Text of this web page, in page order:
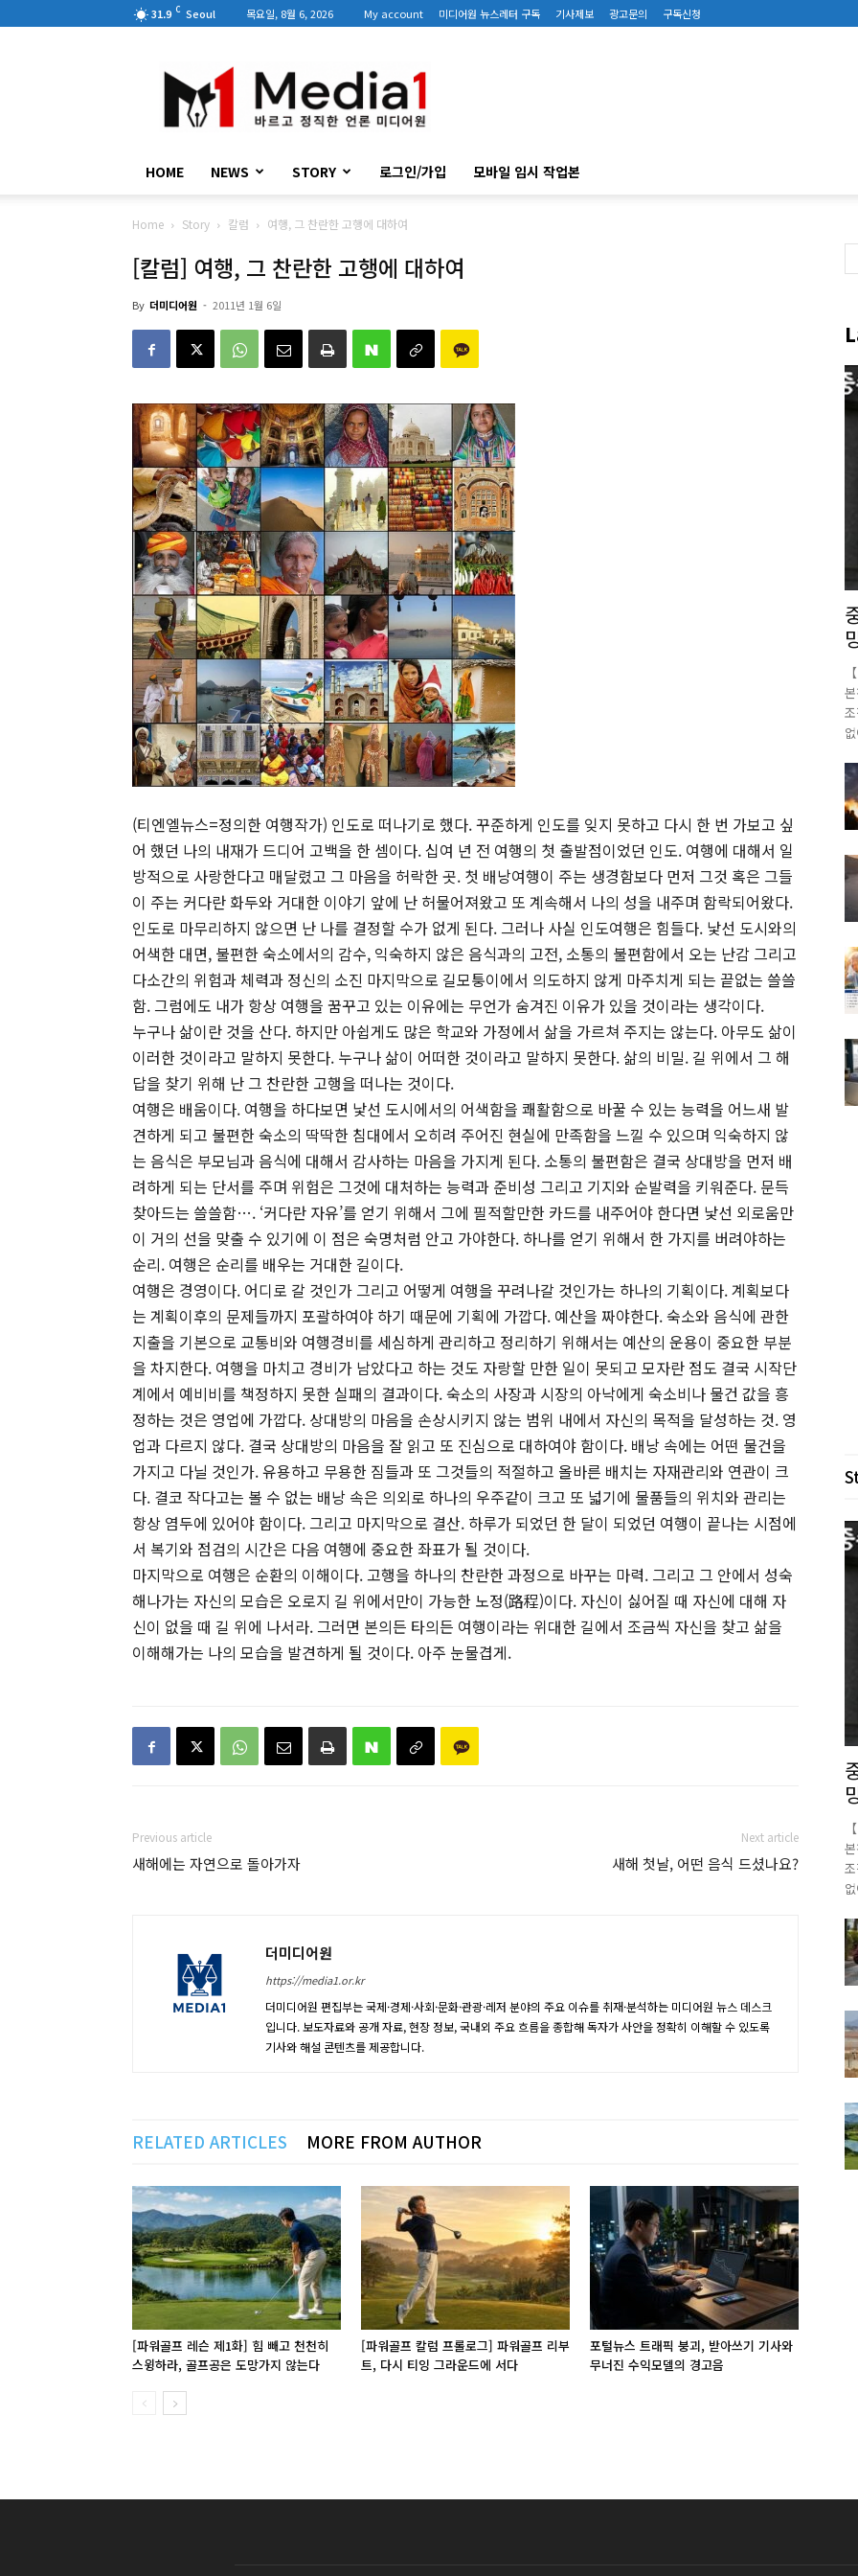
31.9 C Seoul 목요일, 8월 6, 2026 My account 미디어원 뉴스레터 구독 기사제보 광고문의 구독신청
디
어
원
HOME NEWS STORY 로그인/가입 모바일 임시 작업본
Home Story 칼럼 여행, 그 찬란한 고행에 대하여
[칼럼] 여행, 그 찬란한 고행에 대하여
By 더미디어원 - 2011년 1월 6일
(티엔엘뉴스=정의한 여행작가) 인도로 떠나기로 했다. 꾸준하게 인도를 잊지 못하고 다시 한 번 가보고 싶
어 했던 나의 내재가 드디어 고백을 한 셈이다. 십여 년 전 여행의 첫 출발점이었던 인도. 여행에 대해서 일
방적으로 사랑한다고 매달렸고 그 마음을 허락한 곳. 첫 배낭여행이 주는 생경함보다 먼저 그것 혹은 그들
이 주는 커다란 화두와 거대한 이야기 앞에 난 허물어져왔고 또 계속해서 나의 성을 내주며 함락되어왔다.
인도로 마무리하지 않으면 난 나를 결정할 수가 없게 된다. 그러나 사실 인도여행은 힘들다. 낯선 도시와의
어색한 대면, 불편한 숙소에서의 감수, 익숙하지 않은 음식과의 고전, 소통의 불편함에서 오는 난감 그리고
다소간의 위험과 체력과 정신의 소진 마지막으로 길모퉁이에서 의도하지 않게 마주치게 되는 끝없는 쓸쓸
함. 그럼에도 내가 항상 여행을 꿈꾸고 있는 이유에는 무언가 숨겨진 이유가 있을 것이라는 생각이다.
누구나 삶이란 것을 산다. 하지만 아쉽게도 많은 학교와 가정에서 삶을 가르쳐 주지는 않는다. 아무도 삶이
이러한 것이라고 말하지 못한다. 누구나 삶이 어떠한 것이라고 말하지 못한다. 삶의 비밀. 길 위에서 그 해
답을 찾기 위해 난 그 찬란한 고행을 떠나는 것이다.
여행은 배움이다. 여행을 하다보면 낯선 도시에서의 어색함을 쾌활함으로 바꿀 수 있는 능력을 어느새 발
견하게 되고 불편한 숙소의 딱딱한 침대에서 오히려 주어진 현실에 만족함을 느낄 수 있으며 익숙하지 않
는 음식은 부모님과 음식에 대해서 감사하는 마음을 가지게 된다. 소통의 불편함은 결국 상대방을 먼저 배
려하게 되는 단서를 주며 위험은 그것에 대처하는 능력과 준비성 그리고 기지와 순발력을 키워준다. 문득
찾아드는 쓸쓸함…. ‘커다란 자유’를 얻기 위해서 그에 필적할만한 카드를 내주어야 한다면 낯선 외로움만
이 거의 선을 맞출 수 있기에 이 점은 숙명처럼 안고 가야한다. 하나를 얻기 위해서 한 가지를 버려야하는
순리. 여행은 순리를 배우는 거대한 길이다.
여행은 경영이다. 어디로 갈 것인가 그리고 어떻게 여행을 꾸려나갈 것인가는 하나의 기획이다. 계획보다
는 계획이후의 문제들까지 포괄하여야 하기 때문에 기획에 가깝다. 예산을 짜야한다. 숙소와 음식에 관한
지출을 기본으로 교통비와 여행경비를 세심하게 관리하고 정리하기 위해서는 예산의 운용이 중요한 부분
을 차지한다. 여행을 마치고 경비가 남았다고 하는 것도 자랑할 만한 일이 못되고 모자란 점도 결국 시작단
계에서 예비비를 책정하지 못한 실패의 결과이다. 숙소의 사장과 시장의 아낙에게 숙소비나 물건 값을 흥
정하는 것은 영업에 가깝다. 상대방의 마음을 손상시키지 않는 범위 내에서 자신의 목적을 달성하는 것. 영
업과 다르지 않다. 결국 상대방의 마음을 잘 읽고 또 진심으로 대하여야 함이다. 배낭 속에는 어떤 물건을
가지고 다닐 것인가. 유용하고 무용한 짐들과 또 그것들의 적절하고 올바른 배치는 자재관리와 연관이 크
다. 결코 작다고는 볼 수 없는 배낭 속은 의외로 하나의 우주같이 크고 또 넓기에 물품들의 위치와 관리는
항상 염두에 있어야 함이다. 그리고 마지막으로 결산. 하루가 되었던 한 달이 되었던 여행이 끝나는 시점에
서 복기와 점검의 시간은 다음 여행에 중요한 좌표가 될 것이다.
마지막으로 여행은 순환의 이해이다. 고행을 하나의 찬란한 과정으로 바꾸는 마력. 그리고 그 안에서 성숙
해나가는 자신의 모습은 오로지 길 위에서만이 가능한 노정(路程)이다. 자신이 싫어질 때 자신에 대해 자
신이 없을 때 길 위에 나서라. 그러면 본의든 타의든 여행이라는 위대한 길에서 조금씩 자신을 찾고 삶을
이해해가는 나의 모습을 발견하게 될 것이다. 아주 눈물겹게.
Previous article
새해에는 자연으로 돌아가자
Next article
새해 첫날, 어떤 음식 드셨나요?
더미디어원
https://media1.or.kr
더미디어원 편집부는 국제·경제·사회·문화·관광·레저 분야의 주요 이슈를 취재·분석하는 미디어원 뉴스 데스크
입니다. 보도자료와 공개 자료, 현장 정보, 국내외 주요 흐름을 종합해 독자가 사안을 정확히 이해할 수 있도록
기사와 해설 콘텐츠를 제공합니다.
RELATED ARTICLES MORE FROM AUTHOR
[파워골프 레슨 제1화] 힘 빼고 천천히
스윙하라, 골프공은 도망가지 않는다
[파워골프 칼럼 프롤로그] 파워골프 리부
트, 다시 티잉 그라운드에 서다
포털뉴스 트래픽 붕괴, 받아쓰기 기사와
무너진 수익모델의 경고음